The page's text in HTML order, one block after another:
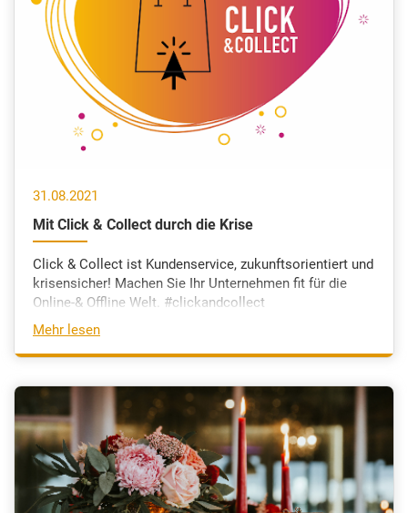
31.08.2021
Mit Click & Collect durch die Krise
Click & Collect ist Kundenservice, zukunftsorientiert und
krisensicher! Machen Sie Ihr Unternehmen fit für die
Online-& Offline Welt. #clickandcollect
Mehr lesen